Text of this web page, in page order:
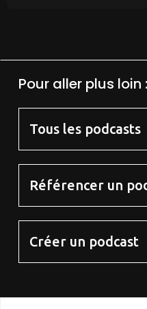
Pour aller plus loin :
Tous les podcasts
Référencer un
Créer un podcast